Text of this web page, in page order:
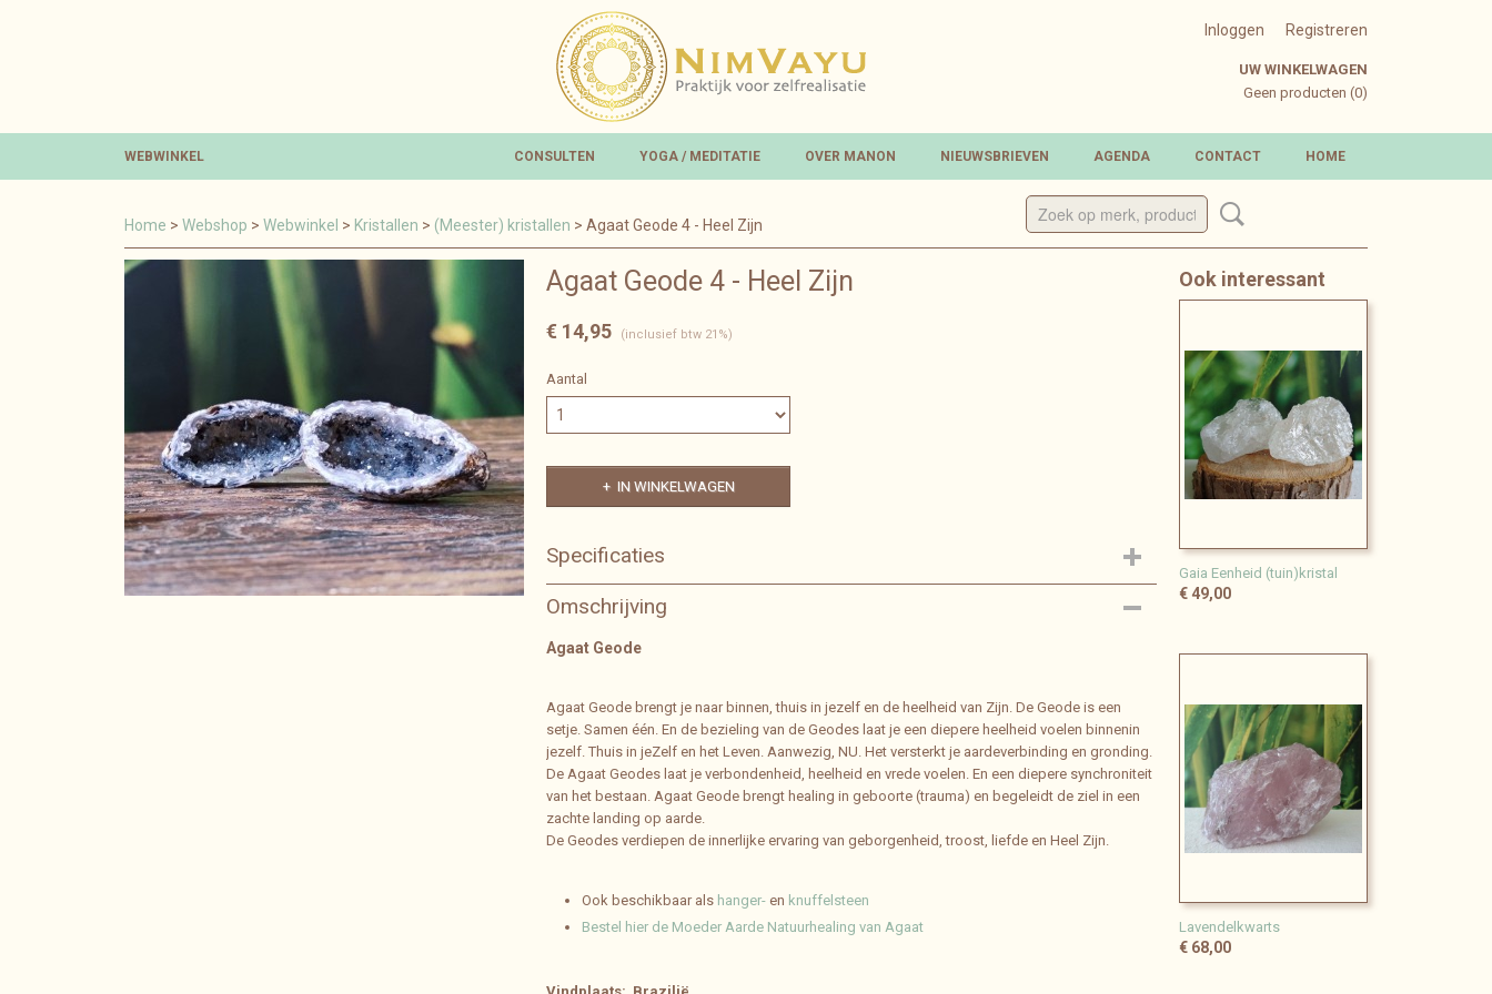
Inloggen Registreren
UW WINKELWAGEN
Geen producten (0)
HOME
CONTACT
AGENDA
NIEUWSBRIEVEN
OVER MANON
YOGA / MEDITATIE
CONSULTEN
WEBWINKEL
Home > Webshop > Webwinkel > Kristallen > (Meester) kristallen > Agaat Geode 4 - Heel Zijn
Agaat Geode 4 - Heel Zijn
€ 14,95 (inclusief btw 21%)
Aantal
IN WINKELWAGEN
Specificaties
Bruto gewicht
Afmetingen (l,b,h)
Omschrijving
Agaat Geode
Agaat Geode brengt je naar binnen, thuis in jezelf en de heelheid van Zijn. De Geode is een
setje. Samen één. En de bezieling van de Geodes laat je een diepere heelheid voelen binnenin
jezelf. Thuis in jeZelf en het Leven. Aanwezig, NU. Het versterkt je aardeverbinding en gronding.
De Agaat Geodes laat je verbondenheid, heelheid en vrede voelen. En een diepere synchroniteit
van het bestaan. Agaat Geode brengt healing in geboorte (trauma) en begeleidt de ziel in een
zachte landing op aarde.
De Geodes verdiepen de innerlijke ervaring van geborgenheid, troost, liefde en Heel Zijn.
Ook beschikbaar als hanger- en knuffelsteen
Bestel hier de Moeder Aarde Natuurhealing van Agaat
Ook interessant
Gaia Eenheid (tuin)kristal
€ 49,00
Lavendelkwarts
€ 68,00